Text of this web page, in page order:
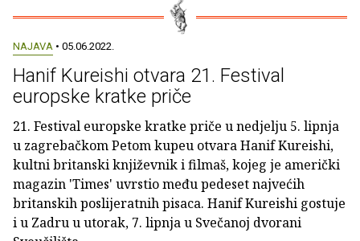
NAJAVA • 05.06.2022.
Hanif Kureishi otvara 21. Festival
europske kratke priče
21. Festival europske kratke priče u nedjelju 5. lipnja
u zagrebačkom Petom kupeu otvara Hanif Kureishi,
kultni britanski književnik i filmaš, kojeg je američki
magazin 'Times' uvrstio među pedeset najvećih
britanskih poslijeratnih pisaca. Hanif Kureishi gostuje
i u Zadru u utorak, 7. lipnja u Svečanoj dvorani